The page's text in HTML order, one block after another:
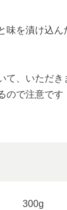
味を漬け込ん
て、いただき
ので注意です
300g